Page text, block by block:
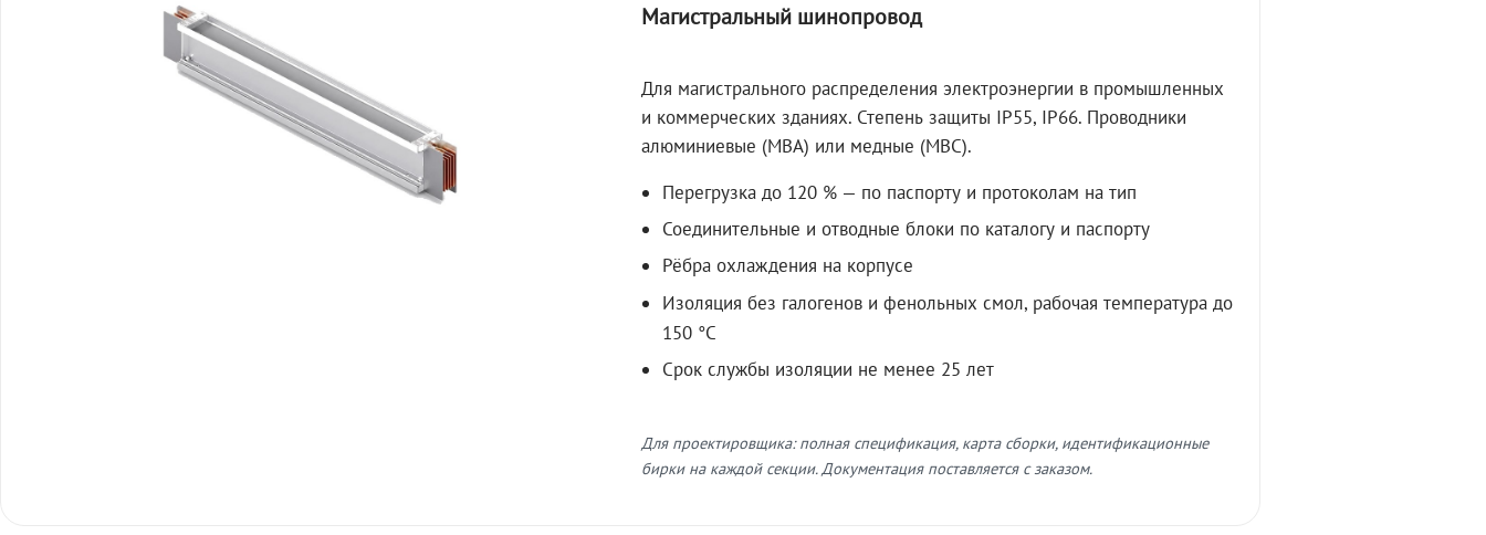
Магистральный шинопровод
Для магистрального распределения электроэнергии в промышленных
и коммерческих зданиях. Степень защиты IP55, IP66. Проводники
алюминиевые (МВА) или медные (МВС).
Перегрузка до 120 % — по паспорту и протоколам на тип
Соединительные и отводные блоки по каталогу и паспорту
Рёбра охлаждения на корпусе
Изоляция без галогенов и фенольных смол, рабочая температура до
150 °C
Срок службы изоляции не менее 25 лет
Для проектировщика: полная спецификация, карта сборки, идентификационные
бирки на каждой секции. Документация поставляется с заказом.